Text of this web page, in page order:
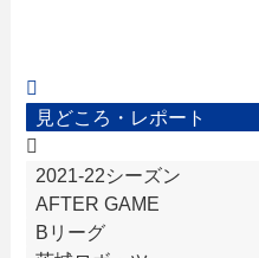
見どころ・レポート
2021-22シーズン
AFTER GAME
Bリーグ